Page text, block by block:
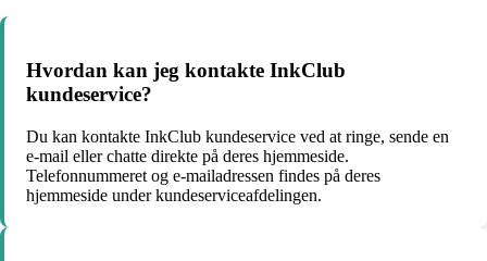
Hvordan kan jeg kontakte InkClub
kundeservice?
Du kan kontakte InkClub kundeservice ved at ringe, sende en
e-mail eller chatte direkte på deres hjemmeside.
Telefonnummeret og e-mailadressen findes på deres
hjemmeside under kundeserviceafdelingen.